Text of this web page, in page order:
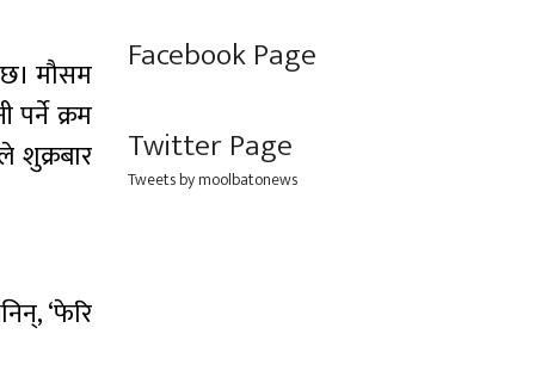
छ। मौसम
क्रम
शुक्रबार
‘फेरि
Facebook Page
Twitter Page
Tweets by moolbatonews